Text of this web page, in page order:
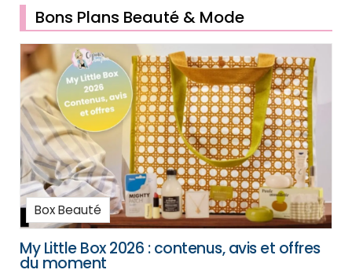
Bons Plans Beauté & Mode
Box Beauté
My Little Box 2026 : contenus, avis et offres
du moment